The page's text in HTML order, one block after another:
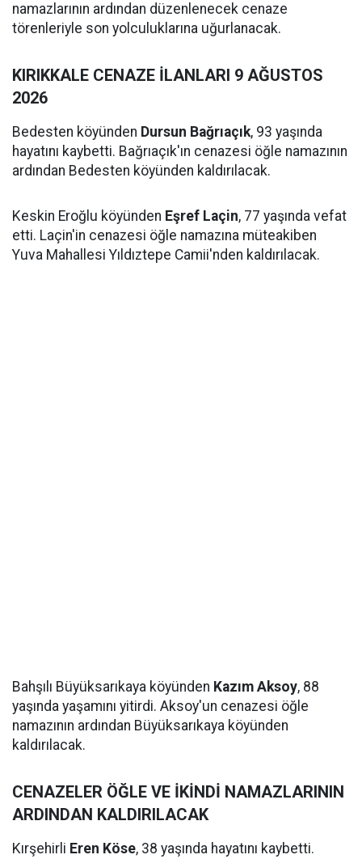
namazlarının ardından düzenlenecek cenaze
törenleriyle son yolculuklarına uğurlanacak.
KIRIKKALE CENAZE İLANLARI 9 AĞUSTOS
2026
Bedesten köyünden Dursun Bağrıaçık, 93 yaşında
hayatını kaybetti. Bağrıaçık'ın cenazesi öğle namazının
ardından Bedesten köyünden kaldırılacak.
Keskin Eroğlu köyünden Eşref Laçin, 77 yaşında vefat
etti. Laçin'in cenazesi öğle namazına müteakiben
Yuva Mahallesi Yıldıztepe Camii'nden kaldırılacak.
Bahşılı Büyüksarıkaya köyünden Kazım Aksoy, 88
yaşında yaşamını yitirdi. Aksoy'un cenazesi öğle
namazının ardından Büyüksarıkaya köyünden
kaldırılacak.
CENAZELER ÖĞLE VE İKİNDİ NAMAZLARININ
ARDINDAN KALDIRILACAK
Kırşehirli Eren Köse, 38 yaşında hayatını kaybetti.